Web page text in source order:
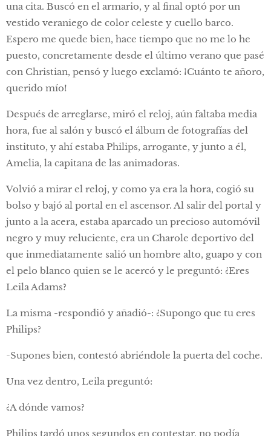
una cita. Buscó en el armario, y al final optó por un
vestido veraniego de color celeste y cuello barco.
Espero me quede bien, hace tiempo que no me lo he
puesto, concretamente desde el último verano que pasé
con Christian, pensó y luego exclamó: ¡Cuánto te añoro,
querido mío!
Después de arreglarse, miró el reloj, aún faltaba media
hora, fue al salón y buscó el álbum de fotografías del
instituto, y ahí estaba Philips, arrogante, y junto a él,
Amelia, la capitana de las animadoras.
Volvió a mirar el reloj, y como ya era la hora, cogió su
bolso y bajó al portal en el ascensor. Al salir del portal y
junto a la acera, estaba aparcado un precioso automóvil
negro y muy reluciente, era un Charole deportivo del
que inmediatamente salió un hombre alto, guapo y con
el pelo blanco quien se le acercó y le preguntó: ¿Eres
Leila Adams?
La misma -respondió y añadió-: ¿Supongo que tu eres
Philips?
-Supones bien, contestó abriéndole la puerta del coche.
Una vez dentro, Leila preguntó:
¿A dónde vamos?
Philips tardó unos segundos en contestar, no podía